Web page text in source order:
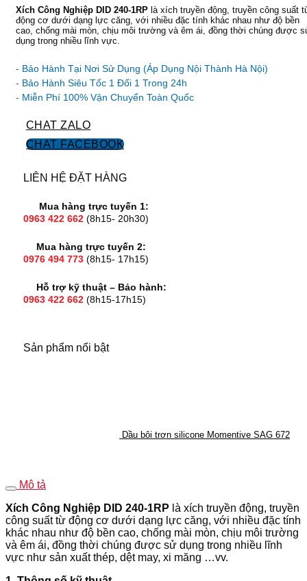
Giỏ hàng
Chưa có sản phẩm trong giỏ hàng.
Giá ưu đãi nhất
Bảo hành nơi sử dụng
Xích Công Nghiệp DID 240-1RP là xích truyền động, truyền công suất
động cơ dưới dạng lực căng, với nhiều đặc tính khác nhau như độ bền
cao, chống mài mòn, chịu môi trường và êm ái, đồng thời chúng được
dụng trong nhiều lĩnh vực.
- Bảo Hành Tại Nơi Sử Dụng (Áp Dụng Nội Thành Hà Nội)
- Bảo Hành Siêu Tốc 1 Đổi 1 Trong 24h
CHAT ZALO
CHAT FACEBOOK
LIÊN HỆ ĐẶT HÀNG
Mua hàng trực tuyến 1:
0963 422 662 (8h15- 20h30)
Mua hàng trực tuyến 2:
0976 494 773 (8h15- 17h15)
Hỗ trợ kỹ thuật – Bảo hành:
0963 422 662 (8h15-17h15)
Sản phẩm nổi bật
Dầu bôi trơn silicone Momentive SAG 672
Mô tả
Xích Công Nghiệp DID 240-1RP là xích truyền động, truyền
công suất từ động cơ dưới dạng lực căng, với nhiều đặc tính
khác nhau như độ bền cao, chống mài mòn, chịu môi trường
và êm ái, đồng thời chúng được sử dụng trong nhiều lĩnh
vực như sản xuất thép, dệt may, xi măng …vv.